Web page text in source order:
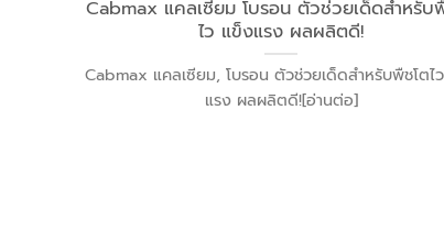
Cabmax แคลเซียม โบรอน ตัวช่วยเด็ดสำหรับ
ไว แข็งแรง ผลผลิตดี!
Cabmax แคลเซียม, โบรอน ตัวช่วยเด็ดสำหรับพืชโตไ
แรง ผลผลิตดี![อ่านต่อ]